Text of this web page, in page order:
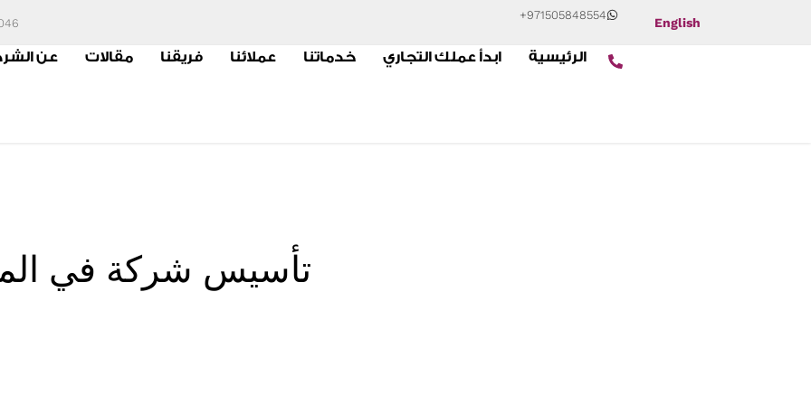
English
+971505848554
الرئيسية ابدأ عملك التجاري خدماتنا عملائنا فريقنا مقالات عن
تأسيس شركة في